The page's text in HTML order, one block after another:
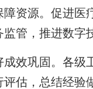
障资源。促进医
监管，推进数
巩固。各级卫
评估，总结经验